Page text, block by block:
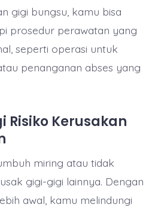
gigi bungsu, kamu bisa
prosedur perawatan yang
seperti operasi untuk
penanganan abses yang
Risiko Kerusakan
miring atau tidak
gigi-gigi lainnya. Dengan
awal, kamu melindungi